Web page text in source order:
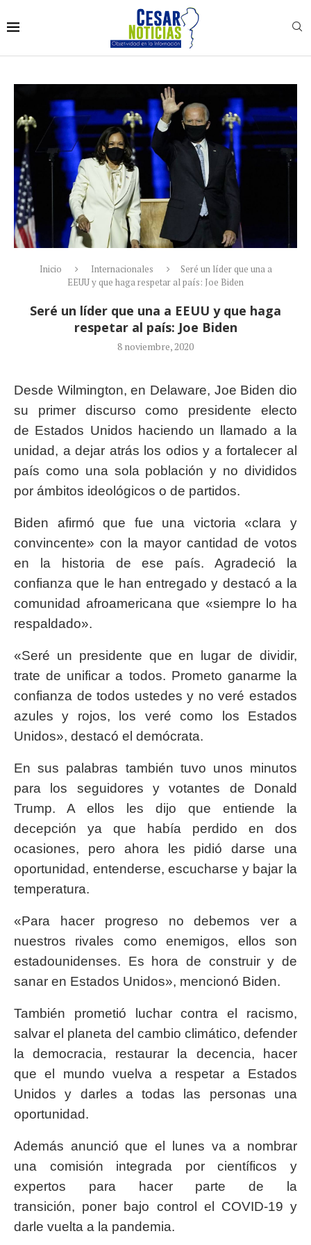
Inicio Internacionales
Seré un líder que una a
EEUU y que haga respetar al país: Joe Biden
Seré un líder que una a EEUU y que haga
respetar al país: Joe Biden
8 noviembre, 2020
Desde Wilmington, en Delaware, Joe Biden dio
su primer discurso como presidente electo
de Estados Unidos haciendo un llamado a la
unidad, a dejar atrás los odios y a fortalecer al
país como una sola población y no divididos
por ámbitos ideológicos o de partidos.
Biden afirmó que fue una victoria «clara y
convincente» con la mayor cantidad de votos
en la historia de ese país. Agradeció la
confianza que le han entregado y destacó a la
comunidad afroamericana que «siempre lo ha
respaldado».
«Seré un presidente que en lugar de dividir,
trate de unificar a todos. Prometo ganarme la
confianza de todos ustedes y no veré estados
azules y rojos, los veré como los Estados
Unidos», destacó el demócrata.
En sus palabras también tuvo unos minutos
para los seguidores y votantes de Donald
Trump. A ellos les dijo que entiende la
decepción ya que había perdido en dos
ocasiones, pero ahora les pidió darse una
oportunidad, entenderse, escucharse y bajar la
temperatura.
«Para hacer progreso no debemos ver a
nuestros rivales como enemigos, ellos son
estadounidenses. Es hora de construir y de
sanar en Estados Unidos», mencionó Biden.
También prometió luchar contra el racismo,
salvar el planeta del cambio climático, defender
la democracia, restaurar la decencia, hacer
que el mundo vuelva a respetar a Estados
Unidos y darles a todas las personas una
oportunidad.
Además anunció que el lunes va a nombrar
una comisión integrada por científicos y
expertos para hacer parte de la
transición, poner bajo control el COVID-19 y
darle vuelta a la pandemia.